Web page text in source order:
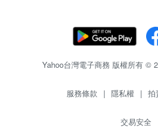
Yahoo台灣電子商務 版權所有 ©
服務條款 | 隱私權 | 拍
交易安全